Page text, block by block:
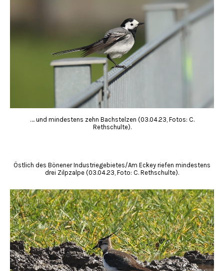
…. und mindestens zehn Bachstelzen (03.04.23, Fotos: C.
Rethschulte).
Östlich des Bönener Industriegebietes/Am Eckey riefen mindestens
drei Zilpzalpe (03.04.23, Foto: C. Rethschulte).